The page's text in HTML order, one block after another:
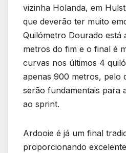
vizinha Holanda, em
que deverão ter muito
Quilómetro Dourado está
metros do fim e o final é
curvas nos últimos 4
apenas 900 metros, pelo
serão fundamentais para
ao sprint.
Ardooie é já um final
proporcionando